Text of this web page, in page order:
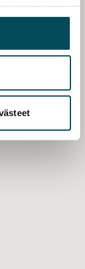
olet antanut
heidän